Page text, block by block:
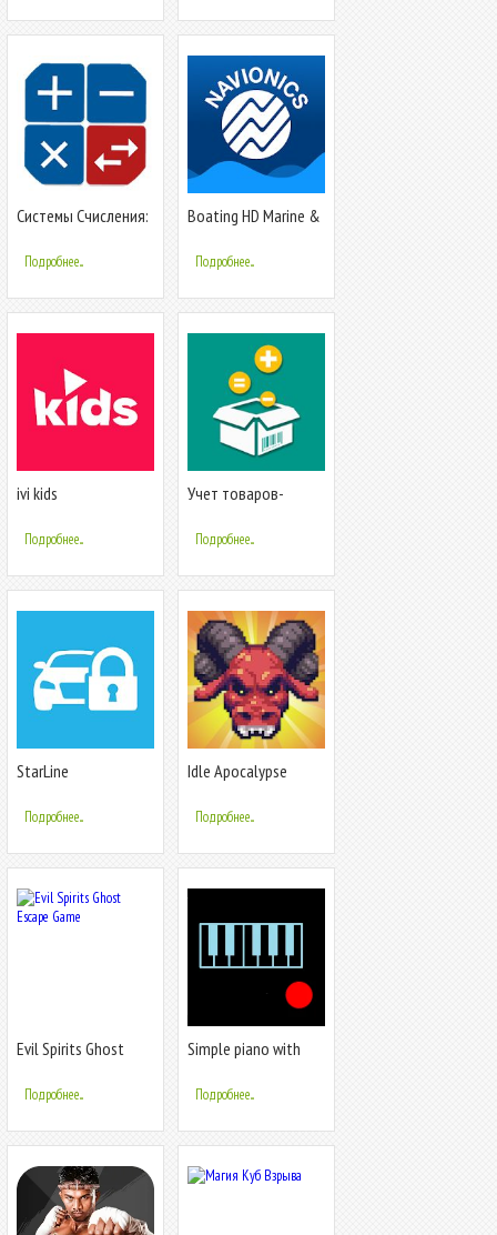
Системы Счисления:
Конвертер
Подробнее...
Boating HD Marine &
Подробнее...
ivi kids
Подробнее...
Учет товаров-
Подробнее...
StarLine
Подробнее...
Idle Apocalypse
Подробнее...
Evil Spirits Ghost
Подробнее...
Simple piano with
Подробнее...